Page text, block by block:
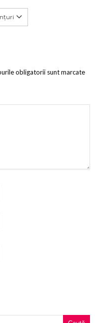
obligatorii sunt marcate